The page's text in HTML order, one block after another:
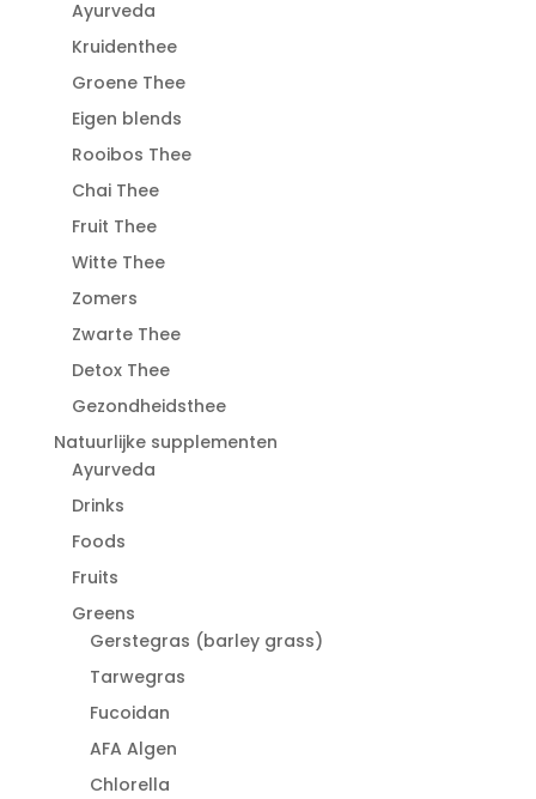
Ayurveda
Kruidenthee
Groene Thee
Eigen blends
Rooibos Thee
Chai Thee
Fruit Thee
Witte Thee
Zomers
Zwarte Thee
Detox Thee
Gezondheidsthee
Natuurlijke supplementen
Ayurveda
Drinks
Foods
Fruits
Greens
Gerstegras (barley grass)
Tarwegras
Fucoidan
AFA Algen
Chlorella